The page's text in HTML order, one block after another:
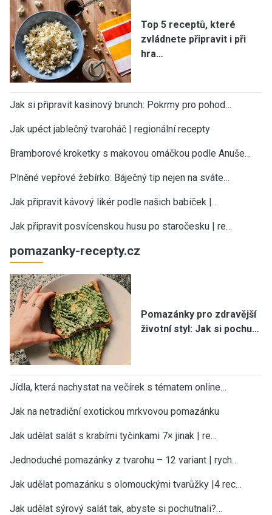
Top 5 receptů, které
zvládnete připravit i při
hra…
Jak si připravit kasinový brunch: Pokrmy pro pohod…
Jak upéct jablečný tvaroháč | regionální recepty
Bramborové kroketky s makovou omáčkou podle Anuše…
Plněné vepřové žebírko: Báječný tip nejen na sváte…
Jak připravit kávový likér podle našich babiček |…
Jak připravit posvícenskou husu po staročesku | re…
pomazanky-recepty.cz
Pomazánky pro zdravější
životní styl: Jak si pochu…
Jídla, která nachystat na večírek s tématem online…
Jak na netradiční exotickou mrkvovou pomazánku
Jak udělat salát s krabími tyčinkami 7× jinak | re…
Jednoduché pomazánky z tvarohu – 12 variant | rych…
Jak udělat pomazánku s olomouckými tvarůžky |4 rec…
Jak udělat sýrový salát tak, abyste si pochutnali?…